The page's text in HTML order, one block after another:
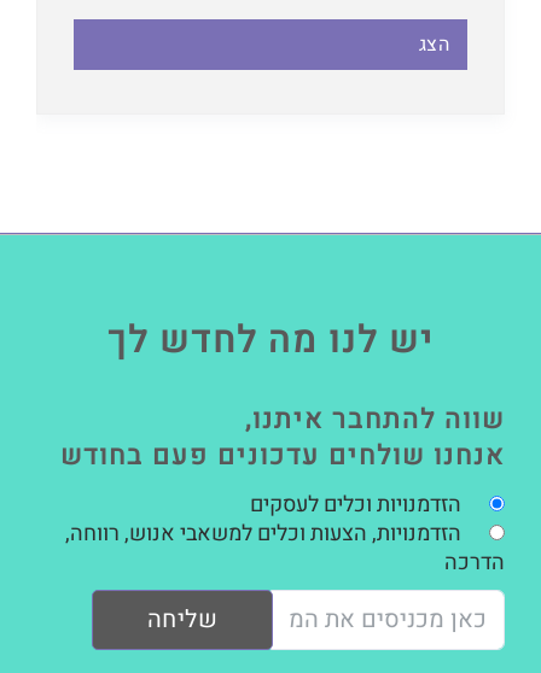
הצג
יש לנו מה לחדש לך
שווה להתחבר איתנו,
אנחנו שולחים עדכונים פעם בחודש
הזדמנויות וכלים לעסקים
הזדמנויות, הצעות וכלים למשאבי אנוש, רווחה,
הדרכה
שליחה